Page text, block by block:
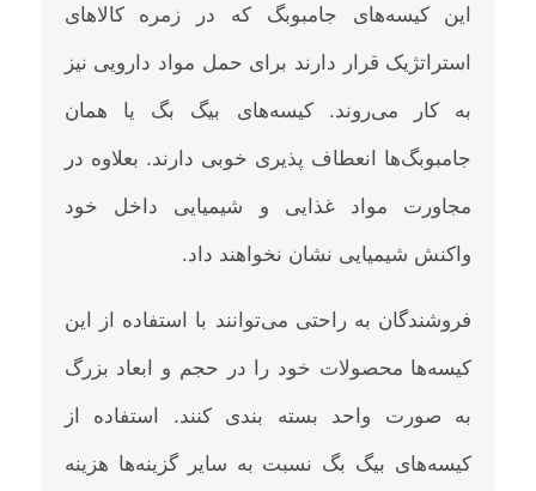
این کیسه‌های جامبوبگ که در زمره کالاهای
استراتژیک قرار دارند برای حمل مواد دارویی نیز
به کار می‌روند. کیسه‌های بیگ بگ یا همان
جامبوبگ‌ها انعطاف پذیری خوبی دارند. بعلاوه در
مجاورت مواد غذایی و شیمیایی داخل خود
واکنش شیمیایی نشان نخواهند داد.
فروشندگان به راحتی می‌توانند با استفاده از این
کیسه‌ها محصولات خود را در حجم و ابعاد بزرگ
به صورت واحد بسته بندی کنند. استفاده از
کیسه‌های بیگ بگ نسبت به سایر گزینه‌ها هزینه